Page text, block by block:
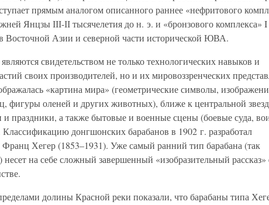
прямым аналогом описанного раннее «нефритового
Янцзы ІІІ-ІІ тысячелетия до н. э. и «бронзового комплекса» I
Восточной Азии и северной части исторической ЮВА.
свидетельством не только технологических навыков и
своих производителей, но и их мировоззренческих
«картина мира» (геометрические символы,
фигуры оленей и других животных), ближе к центральной
и праздники, а также бытовые и военные сцены (боевые суда,
Классификацию донгшонских барабанов в 1902 г. разработал
Хегер (1853–1931). Уже самый ранний тип барабана (так
на себе сложный завершенный «изобразительный рассказ»
долины Красной реки показали, что барабаны типа